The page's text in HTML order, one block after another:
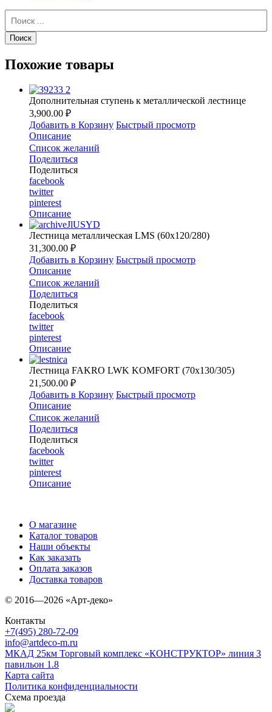
Похожие товары
Дополнительная ступень к металлической лестнице
3,900.00 ₽
Добавить в Корзину Быстрый просмотр
Описание
Список желаний
Поделиться
Поделиться
facebook
twitter
pinterest
Описание
Лестница металлическая LMS (60х120/280)
31,300.00 ₽
Добавить в Корзину Быстрый просмотр
Описание
Список желаний
Поделиться
Поделиться
facebook
twitter
pinterest
Описание
Лестница FAKRO LWK KOMFORT (70х130/305)
21,500.00 ₽
Добавить в Корзину Быстрый просмотр
Описание
Список желаний
Поделиться
Поделиться
facebook
twitter
pinterest
Описание
О магазине
Каталог товаров
Наши объекты
Как заказать
Оплата заказов
Доставка товаров
© 2016—2026 «Арт-деко»
Контакты
+7(495) 280-72-09
info@artdeco-m.ru
МКАД 25км Торговый комплекс «КОНСТРУКТОР» линия З
павильон 1.8
Карта сайта
Политика конфиденциальности
Схема проезда